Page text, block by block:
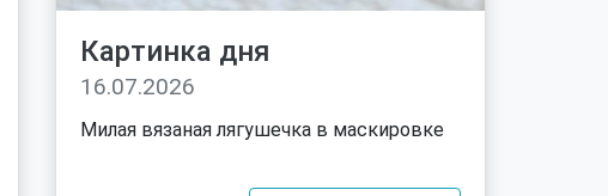
Картинка дня
16.07.2026
Милая вязаная лягушечка в маскировке